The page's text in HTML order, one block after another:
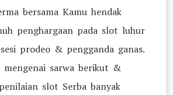
bersama Kamu hendak
penghargaan pada slot luhur
prodeo & pengganda ganas.
mengenai sarwa berikut &
slot Serba banyak